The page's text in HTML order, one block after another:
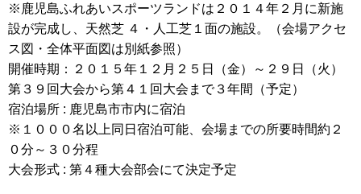
※鹿児島ふれあいスポーツランドは２０１４年２月に新施
設が完成し、天然芝 ４・人工芝１面の施設。（会場アクセ
ス図・全体平面図は別紙参照）
開催時期：２０１５年１２月２５日（金）～２９日（火）
第３９回大会から第４１回大会まで３年間（予定）
宿泊場所 : 鹿児島市市内に宿泊
※１０００名以上同日宿泊可能、会場までの所要時間約２
０分～３０分程
大会形式 : 第４種大会部会にて決定予定